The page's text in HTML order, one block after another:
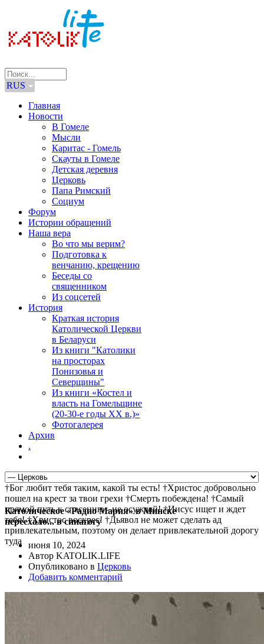
RUS
Главная
Новости
В Гомеле
Мысли
Каритас - Гомель
Скауты в Гомеле
Детская деревня
Церковь
Папа Римский
Социум
Форум
Истории обращений
Наша вера
Во что мы верим?
Подготовка к
венчанию, крещению
Беседы со
священником
Из соцсетей
История
Краткая история
Католической Церкви
в Беларуси
Из книги "Католики
на просторах
Понизовья и
Северщины"
Из книги «Костел и
власть на Гомельщине
(20-30-е годы ХХ в.)»
Фотогалерея
Архив
.
†Бог любит тебя таким, какой ты есть! †Христос добровольно
пошел на крест за твои грехи †Смерть побеждена! †Самый
прямой путь к спасению - не осуждай! †Иисус ищет и ждет
тебя! †Христос воскрес! †Дьявол не может сделать ад
привлекательным, поэтому он делает привлекательной дорогу
туда
Католическое «Радио Мария» в Минске
переехало... в синагогу
июня 10, 2024
Автор KATOLIK.LIFE
Опубликовано в Церковь
Добавить комментарий